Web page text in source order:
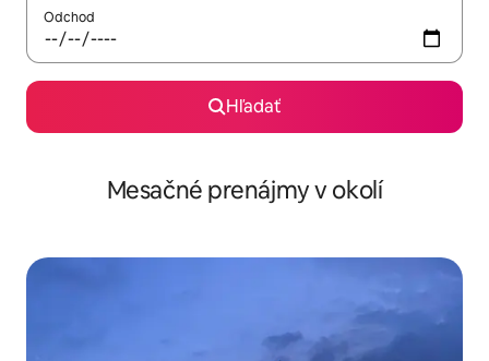
Odchod
Hľadať
Mesačné prenájmy v okolí